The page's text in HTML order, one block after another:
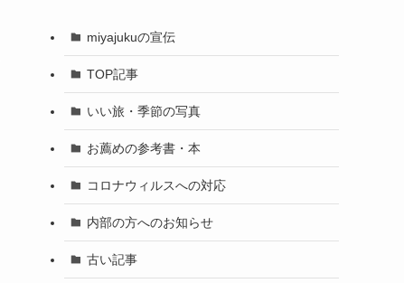
miyajukuの宣伝
TOP記事
いい旅・季節の写真
お薦めの参考書・本
コロナウィルスへの対応
内部の方へのお知らせ
古い記事